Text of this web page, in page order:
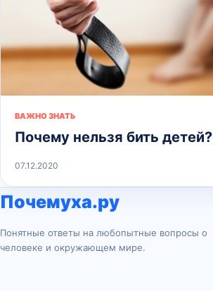
ВАЖНО ЗНАТЬ
Почему нельзя бить детей?
07.12.2020
Почемуха.ру
Понятные ответы на любопытные вопросы о
человеке и окружающем мире.